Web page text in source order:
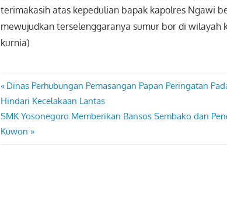
terimakasih atas kepedulian bapak kapolres Ngawi
mewujudkan terselenggaranya sumur bor di wilayah
kurnia)
Navigasi
pos
Previous
Post:
Dinas Perhubungan Pemasangan Papan Peringatan
Hindari Kecelakaan Lantas
Next
Post:
SMK Yosonegoro Memberikan Bansos Sembako dan
Kuwon